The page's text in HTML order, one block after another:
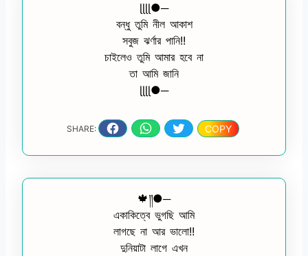
ɭɭɭɭ●─
বন্ধু তুমি নীল আকাশ
সবুজ ঝর্ণার পানি!!
চাইলেও তুমি আমার হবে না
তা আমি জানি
ɭɭɭɭ●─
SHARE: COPY
🍁༎●─
একাকিত্বে ভুগছি আমি
লাগছে না আর ভালো!!
দুনিয়াটা লাগে এখন